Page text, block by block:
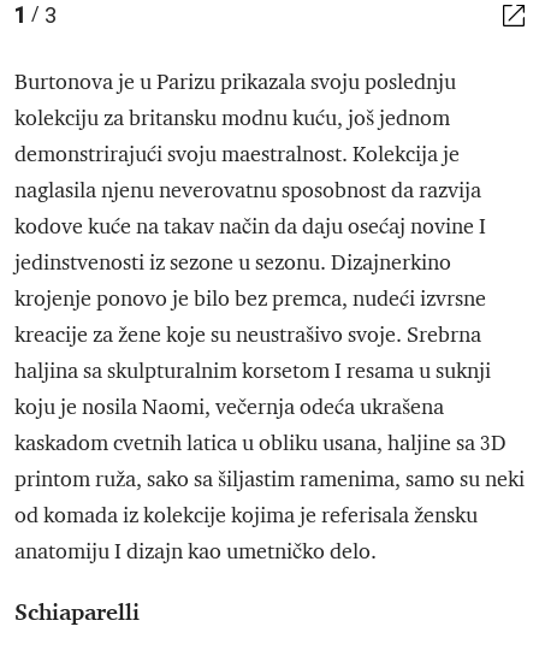
1 / 3
Burtonova je u Parizu prikazala svoju poslednju
kolekciju za britansku modnu kuću, još jednom
demonstrirajući svoju maestralnost. Kolekcija je
naglasila njenu neverovatnu sposobnost da razvija
kodove kuće na takav način da daju osećaj novine I
jedinstvenosti iz sezone u sezonu. Dizajnerkino
krojenje ponovo je bilo bez premca, nudeći izvrsne
kreacije za žene koje su neustrašivo svoje. Srebrna
haljina sa skulpturalnim korsetom I resama u suknji
koju je nosila Naomi, večernja odeća ukrašena
kaskadom cvetnih latica u obliku usana, haljine sa 3D
printom ruža, sako sa šiljastim ramenima, samo su neki
od komada iz kolekcije kojima je referisala žensku
anatomiju I dizajn kao umetničko delo.
Schiaparelli